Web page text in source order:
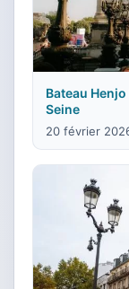
Bateau
Seine
20 février